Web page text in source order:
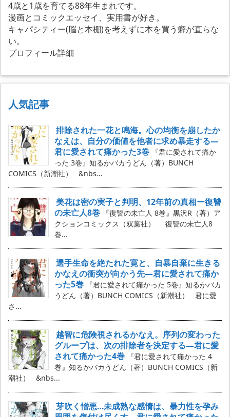
4歳と1歳を育てる88年生まれです。
漫画とコミックエッセイ、実用書が好き。
キャパシティー(脳と本棚)を考えずに本を買う癖が直らな
い。
プロフィール詳細
人気記事
排除された一花と鳴海。心の均衡を崩したか
なえは、自分の価値を他者に求め暴走する―
君に愛されて痛かった3巻
『君に愛されて痛か
った 3巻』知るかバカうどん（著）BUNCH
COMICS（新潮社） &nbs...
美花は密の実子と判明、12年前の真相ー復讐
の未亡人8巻
『復讐の未亡人 8巻』黒沢R（著）ア
クションコミックス（双葉社） 復讐の未亡人8
巻...
選手生命を絶たれた寛と、自暴自棄に生きる
かなえの衝突が向かう先―君に愛されて痛か
った5巻
『君に愛されて痛かった 5巻』知るかバカ
うどん（著）BUNCH COMICS（新潮社） 君に愛
さ...
越智に危険視されるかなえ。序列の変わった
グループは、次の排除者を決定する―君に愛
されて痛かった4巻
『君に愛されて痛かった 4
巻』知るかバカうどん（著）BUNCH COMICS（新
潮社） &nbs...
芽吹く憎悪…未成熟な感情は、暴力性を孕み